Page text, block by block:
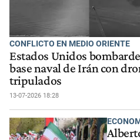
CONFLICTO EN MEDIO ORIENTE
Estados Unidos
base naval de Irán con
tripulados
13-07-2026 18:28